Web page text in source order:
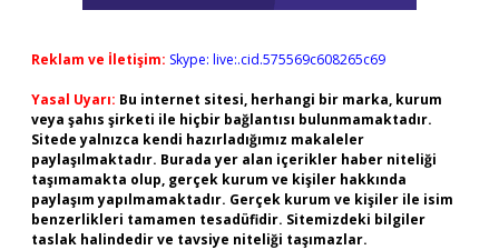
Reklam ve İletişim: Skype: live:.cid.575569c608265c69
Yasal Uyarı: Bu internet sitesi, herhangi bir marka, kurum
veya şahıs şirketi ile hiçbir bağlantısı bulunmamaktadır.
Sitede yalnızca kendi hazırladığımız makaleler
paylaşılmaktadır. Burada yer alan içerikler haber niteliği
taşımamakta olup, gerçek kurum ve kişiler hakkında
paylaşım yapılmamaktadır. Gerçek kurum ve kişiler ile isim
benzerlikleri tamamen tesadüfidir. Sitemizdeki bilgiler
taslak halindedir ve tavsiye niteliği taşımazlar.